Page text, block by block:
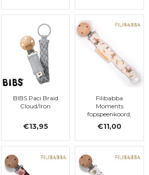
BIBS Paci Braid
Cloud/Iron
€13,95
Filibabba
Moments
fopspeenkoord,
Carrot Thief
€11,00